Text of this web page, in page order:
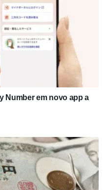
Number em novo app a